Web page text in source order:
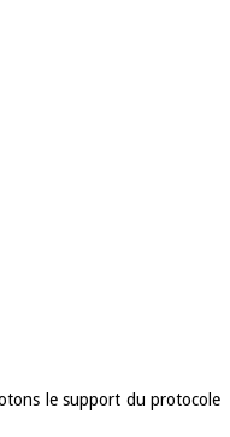
le support du protocole